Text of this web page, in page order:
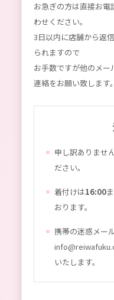
お急ぎの方は直接お
わせください。
3日以内に店舗から返
られますので
お手数ですが他のメ
連絡をお願い致します。
申し訳ありませ
ださい。
着付けは16:00
おります。
携帯の迷惑メー
いたします。